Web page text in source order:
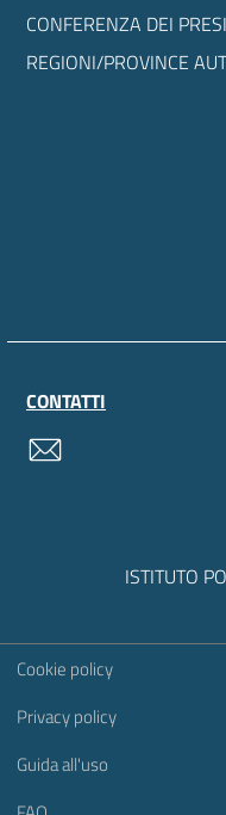
CONFERENZA DEI
REGIONI/PROVINCE
CONTATTI
ISTITUTO
Sezione Link
Cookie policy
Privacy policy
Guida all'uso